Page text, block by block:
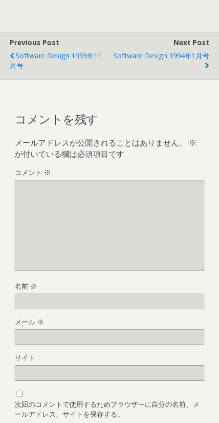
Previous Post
Software Design 1993年11
月号
Next Post
Software Design 1994年1月号
コメントを残す
メールアドレスが公開されることはありません。
※
が付いている欄は必須項目です
コメント ※
名前 ※
メール ※
サイト
次回のコメントで使用するためブラウザーに自分の名前、メ
ールアドレス、サイトを保存する。